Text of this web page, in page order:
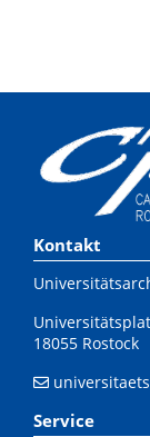
Kontakt
18055 Rostock
Service